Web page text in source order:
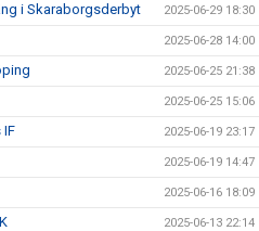
i Skaraborgsderbyt 2025-06-29 18:30
2025-06-28 14:00
2025-06-25 21:38
2025-06-25 15:06
IF 2025-06-19 23:17
2025-06-19 14:47
2025-06-16 18:09
2025-06-13 22:14